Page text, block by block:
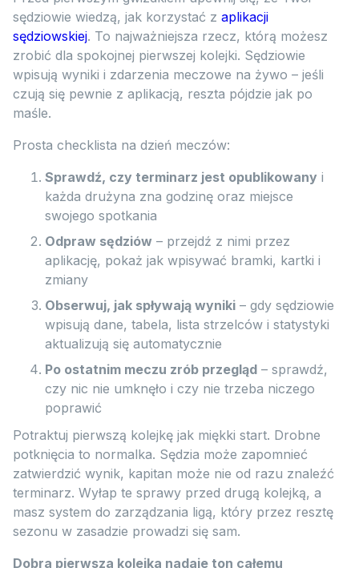
sędziowie wiedzą, jak korzystać z aplikacji
sędziowskiej. To najważniejsza rzecz, którą możesz
zrobić dla spokojnej pierwszej kolejki. Sędziowie
wpisują wyniki i zdarzenia meczowe na żywo – jeśli
czują się pewnie z aplikacją, reszta pójdzie jak po
maśle.
Prosta checklista na dzień meczów:
Sprawdź, czy terminarz jest opublikowany i
każda drużyna zna godzinę oraz miejsce
swojego spotkania
Odpraw sędziów – przejdź z nimi przez
aplikację, pokaż jak wpisywać bramki, kartki i
zmiany
Obserwuj, jak spływają wyniki – gdy sędziowie
wpisują dane, tabela, lista strzelców i statystyki
aktualizują się automatycznie
Po ostatnim meczu zrób przegląd – sprawdź,
czy nic nie umknęło i czy nie trzeba niczego
poprawić
Potraktuj pierwszą kolejkę jak miękki start. Drobne
potknięcia to normalka. Sędzia może zapomnieć
zatwierdzić wynik, kapitan może nie od razu znaleźć
terminarz. Wyłap te sprawy przed drugą kolejką, a
masz system do zarządzania ligą, który przez resztę
sezonu w zasadzie prowadzi się sam.
Dobra pierwsza kolejka nadaje ton całemu